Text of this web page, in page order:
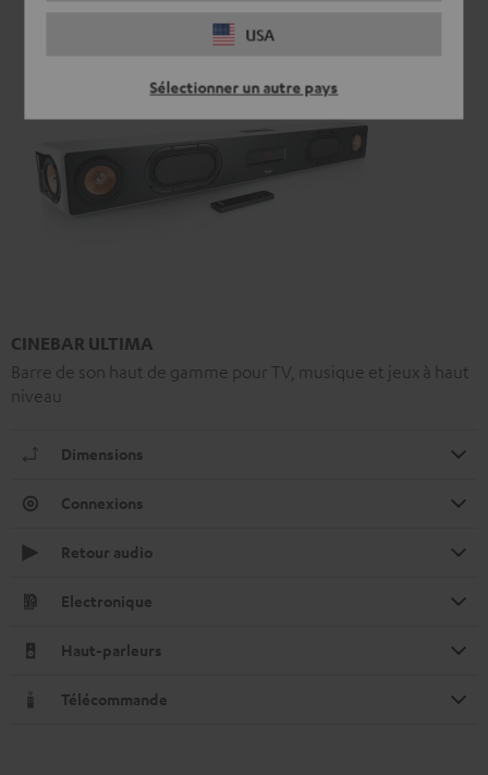
USA
Sélectionner un autre pays
CINEBAR ULTIMA
Barre de son haut de gamme pour TV, musique et jeux à haut
niveau
Dimensions
Connexions
Retour audio
Electronique
Haut-parleurs
Télécommande